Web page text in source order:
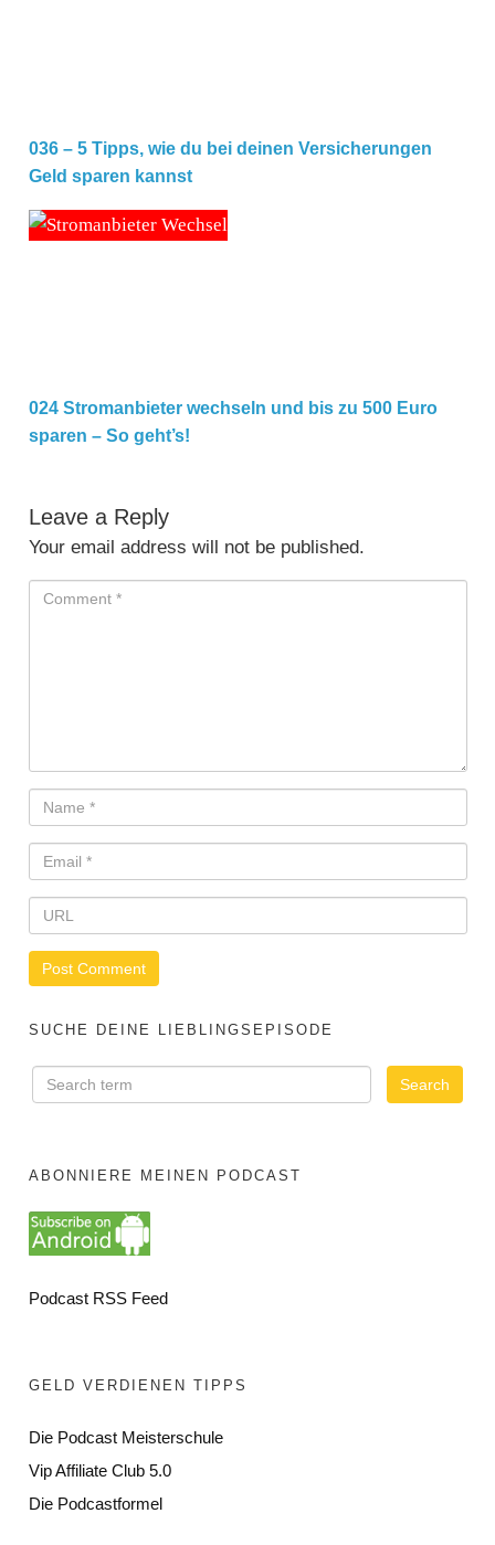
036 – 5 Tipps, wie du bei deinen Versicherungen
Geld sparen kannst
024 Stromanbieter wechseln und bis zu 500 Euro
024 Stromanbieter wechseln und bis zu 500 Euro
sparen – So geht’s!
Leave a Reply
Your email address will not be published.
SUCHE DEINE LIEBLINGSEPISODE
ABONNIERE MEINEN PODCAST
Podcast RSS Feed
GELD VERDIENEN TIPPS
Die Podcast Meisterschule
Vip Affiliate Club 5.0
Die Podcastformel